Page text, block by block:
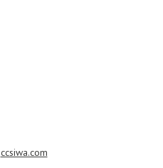
ccsiwa.com